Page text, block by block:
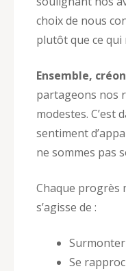
choix de nous
plutôt que ce qui
Ensemble,
partageons nos
modestes. C’est
sentiment
ne sommes pas
Chaque progrès
s’agisse de :
Se